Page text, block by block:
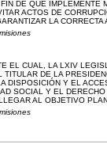
DE QUE
ACTOS DE
LA
EL CUAL, LA LXIV
DE LA
DISPOSICIÓN Y EL
SOCIAL Y EL
AL OBJETIVO